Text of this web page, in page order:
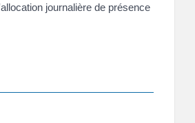
journalière de présence